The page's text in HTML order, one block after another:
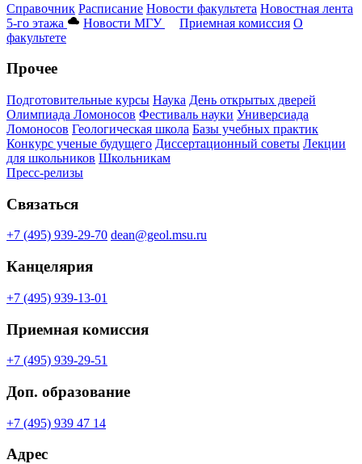
Справочник Расписание Новости факультета Новостная лента
5-го этажа
Новости МГУ Приемная комиссия О
факультете
Прочее
Подготовительные курсы Наука День открытых дверей
Олимпиада Ломоносов Фестиваль науки Универсиада
Ломоносов Геологическая школа Базы учебных практик
Конкурс ученые будущего Диссертационный советы Лекции
для школьников Школьникам
Пресс-релизы
Связаться
+7 (495) 939-29-70 dean@geol.msu.ru
Канцелярия
+7 (495) 939-13-01
Приемная комиссия
+7 (495) 939-29-51
Доп. образование
+7 (495) 939 47 14
Адрес